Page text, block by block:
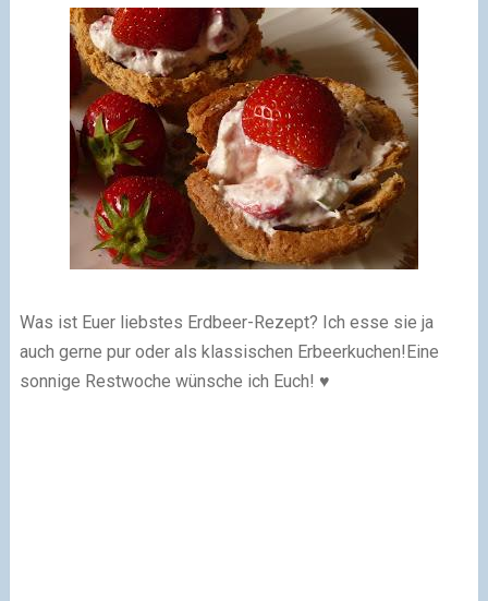
Was ist Euer liebstes Erdbeer-Rezept? Ich esse sie ja
auch gerne pur oder als klassischen Erbeerkuchen!Eine
sonnige Restwoche wünsche ich Euch! ♥